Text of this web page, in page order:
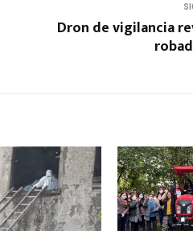
Dron de vigilancia